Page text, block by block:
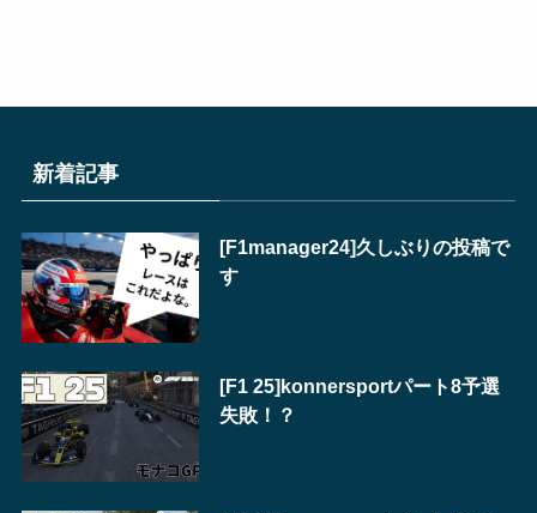
新着記事
[F1manager24]久しぶりの投稿で
す
[F1 25]konnersportパート8予選
失敗！？